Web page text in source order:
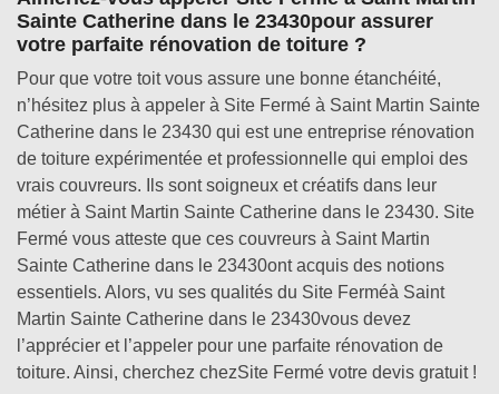
Sainte Catherine dans le 23430pour assurer
votre parfaite rénovation de toiture ?
Pour que votre toit vous assure une bonne étanchéité,
n’hésitez plus à appeler à Site Fermé à Saint Martin Sainte
Catherine dans le 23430 qui est une entreprise rénovation
de toiture expérimentée et professionnelle qui emploi des
vrais couvreurs. Ils sont soigneux et créatifs dans leur
métier à Saint Martin Sainte Catherine dans le 23430. Site
Fermé vous atteste que ces couvreurs à Saint Martin
Sainte Catherine dans le 23430ont acquis des notions
essentiels. Alors, vu ses qualités du Site Ferméà Saint
Martin Sainte Catherine dans le 23430vous devez
l’apprécier et l’appeler pour une parfaite rénovation de
toiture. Ainsi, cherchez chezSite Fermé votre devis gratuit !